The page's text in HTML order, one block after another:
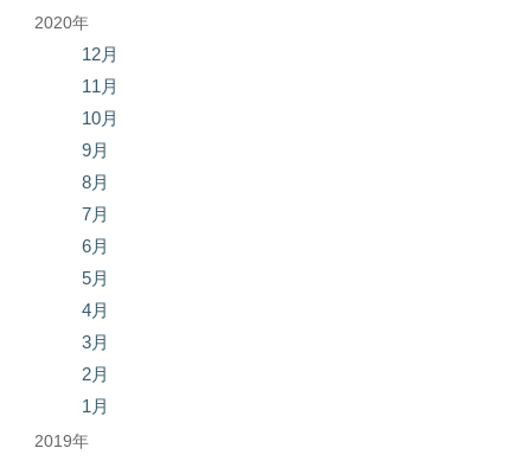
2020年
12月
11月
10月
9月
8月
7月
6月
5月
4月
3月
2月
1月
2019年